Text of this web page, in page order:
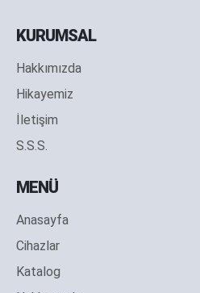
KURUMSAL
Hakkımızda
Hikayemiz
İletişim
S.S.S.
MENÜ
Anasayfa
Cihazlar
Katalog